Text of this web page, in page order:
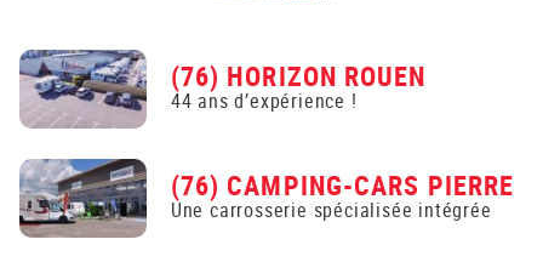
(76) HORIZON ROUEN
44 ans d’expérience !
(76) CAMPING-CARS PIERRE
Une carrosserie spécialisée intégrée